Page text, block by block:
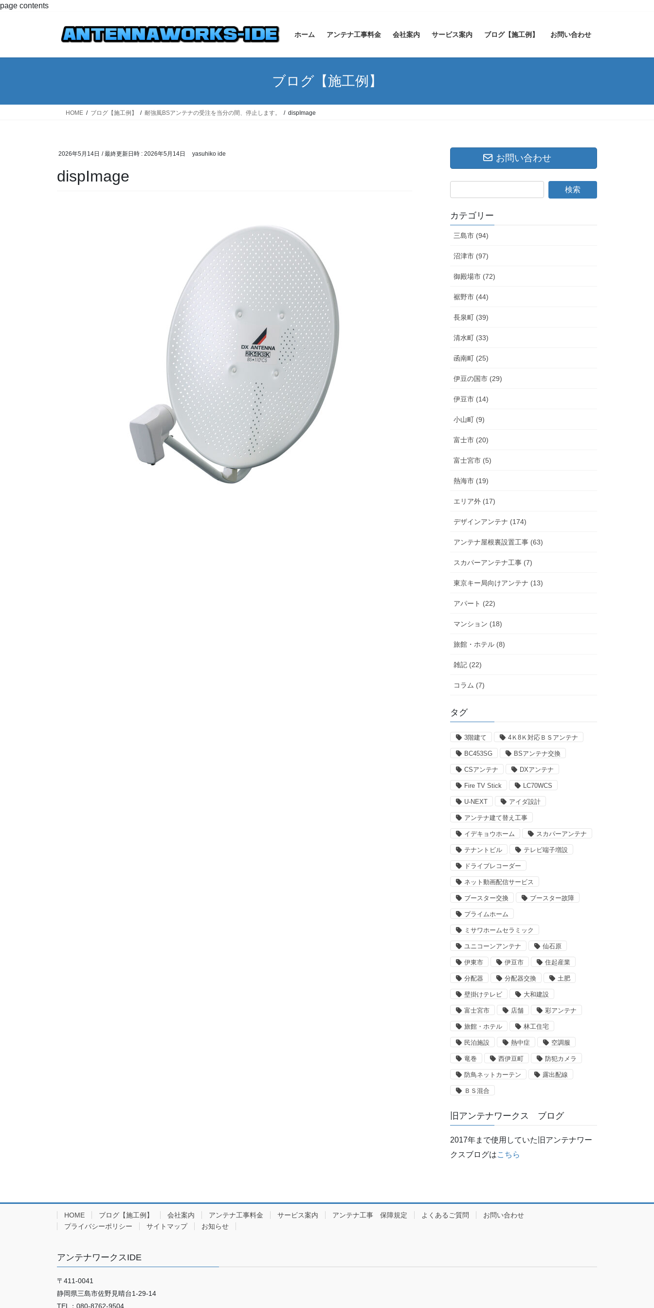
page contentsコ
ナ
ホーム アンテナ工事料金 会社案内 サービス案内 ブログ【施工例】 お問い合わせ
ブログ【施工例】
HOME ブログ【施工例】 耐強風BSアンテナの受注を当分の間、停止します。 dispImage
2026年5月14日 / 最終更新日時 : 2026年5月14日 yasuhiko ide
dispImage
お問い合わせ
カテゴリー
三島市 (94)
沼津市 (97)
御殿場市 (72)
裾野市 (44)
長泉町 (39)
清水町 (33)
函南町 (25)
伊豆の国市 (29)
伊豆市 (14)
小山町 (9)
富士市 (20)
富士宮市 (5)
熱海市 (19)
エリア外 (17)
デザインアンテナ (174)
アンテナ屋根裏設置工事 (63)
スカパーアンテナ工事 (7)
東京キー局向けアンテナ (13)
アパート (22)
マンション (18)
旅館・ホテル (8)
雑記 (22)
コラム (7)
タグ
3階建て 4Ｋ8Ｋ対応ＢＳアンテナ
BC453SG BSアンテナ交換
CSアンテナ DXアンテナ
Fire TV Stick LC70WCS
U-NEXT アイダ設計
アンテナ建て替え工事
イデキョウホーム スカパーアンテナ
テナントビル テレビ端子増設
ドライブレコーダー
ネット動画配信サービス
ブースター交換 ブースター故障
プライムホーム
ミサワホームセラミック
ユニコーンアンテナ 仙石原
伊東市 伊豆市 住起産業
分配器 分配器交換 土肥
壁掛けテレビ 大和建設
富士宮市 店舗 彩アンテナ
旅館・ホテル 林工住宅
民泊施設 熱中症 空調服
竜巻 西伊豆町 防犯カメラ
防鳥ネットカーテン 露出配線
ＢＳ混合
旧アンテナワークス ブログ
2017年まで使用していた旧アンテナワー
クスブログはこちら
HOME ブログ【施工例】 会社案内 アンテナ工事料金 サービス案内 アンテナ工事 保障規定 よくあるご質問
お問い合わせ
プライバシーポリシー
サイトマップ お知らせ
アンテナワークスIDE
〒411-0041
静岡県三島市佐野見晴台1-29-14
TEL：080-8762-9504